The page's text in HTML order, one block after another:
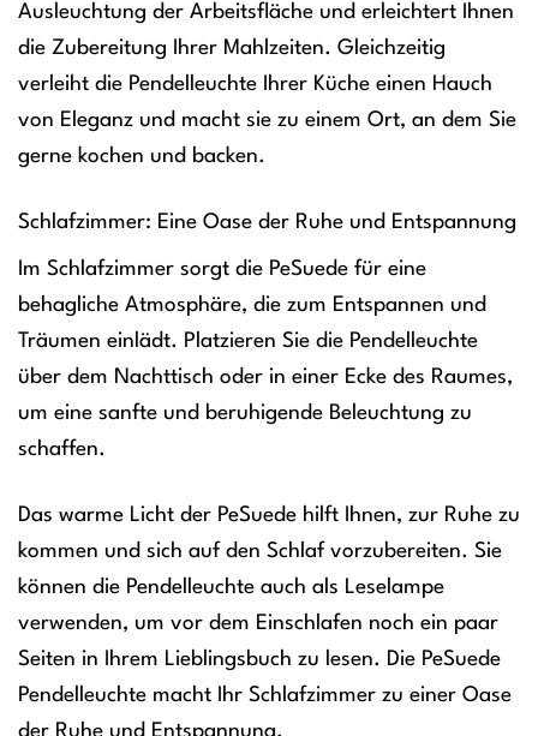
Ausleuchtung der Arbeitsfläche und erleichtert Ihnen
die Zubereitung Ihrer Mahlzeiten. Gleichzeitig
verleiht die Pendelleuchte Ihrer Küche einen Hauch
von Eleganz und macht sie zu einem Ort, an dem Sie
gerne kochen und backen.
Schlafzimmer: Eine Oase der Ruhe und Entspannung
Im Schlafzimmer sorgt die PeSuede für eine
behagliche Atmosphäre, die zum Entspannen und
Träumen einlädt. Platzieren Sie die Pendelleuchte
über dem Nachttisch oder in einer Ecke des Raumes,
um eine sanfte und beruhigende Beleuchtung zu
schaffen.
Das warme Licht der PeSuede hilft Ihnen, zur Ruhe zu
kommen und sich auf den Schlaf vorzubereiten. Sie
können die Pendelleuchte auch als Leselampe
verwenden, um vor dem Einschlafen noch ein paar
Seiten in Ihrem Lieblingsbuch zu lesen. Die PeSuede
Pendelleuchte macht Ihr Schlafzimmer zu einer Oase